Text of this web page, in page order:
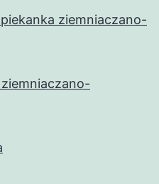
ziemniaczano-